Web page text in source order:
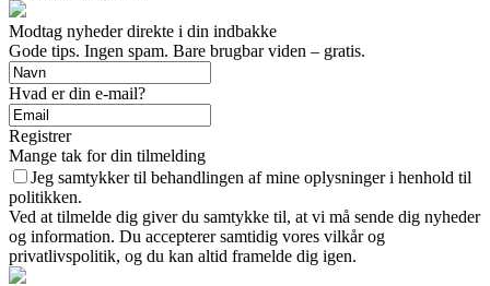
Modtag nyheder direkte i din indbakke
Gode tips. Ingen spam. Bare brugbar viden – gratis.
Hvad er din e-mail?
Registrer
Mange tak for din tilmelding
Jeg samtykker til behandlingen af mine oplysninger i henhold til
politikken.
Ved at tilmelde dig giver du samtykke til, at vi må sende dig nyheder
og information. Du accepterer samtidig vores vilkår og
privatlivspolitik, og du kan altid framelde dig igen.